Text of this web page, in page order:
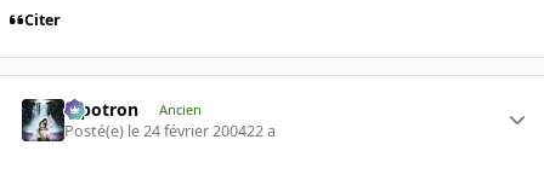
Citer
Pipotron Ancien
Posté(e) le 24 février 200422 a